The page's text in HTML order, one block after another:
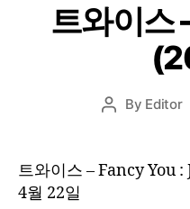
트와이스
Post
By Editor
트와이스 – Fancy You :
4월 22일